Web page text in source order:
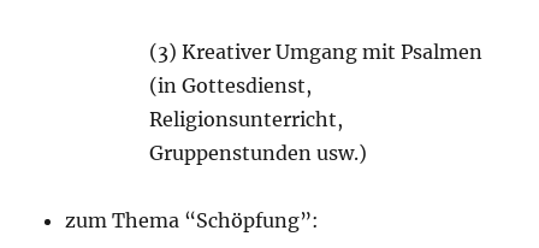
(3) Kreativer Umgang mit Psalmen
(in Gottesdienst,
Religionsunterricht,
Gruppenstunden usw.)
zum Thema “Schöpfung”: